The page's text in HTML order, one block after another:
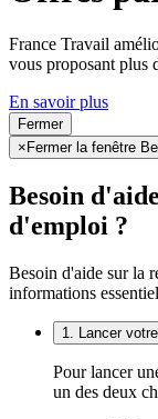
France Travail
vous proposant plus
En savoir plus
Fermer
× Fermer la fenêtre
Besoin
d'emploi ?
Besoin d'aide sur la
informations
1. Lancer
Pour lancer
un des deux